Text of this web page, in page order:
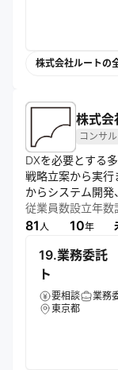
株式会社ルートの
株式会
コンサ
DXを必要とする
戦略立案から実
からシステム開発
告まで幅広いソリ
どの認定パートナ
従業員数
81人
設立年数
10年
19.業務委託
ト
要相談 業務
東京都